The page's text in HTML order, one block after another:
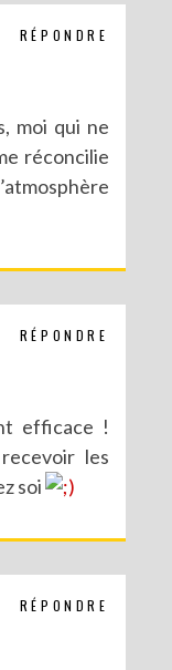
RÉPONDRE
moi qui ne
réconcilie
RÉPONDRE
efficace !
les
soi
RÉPONDRE